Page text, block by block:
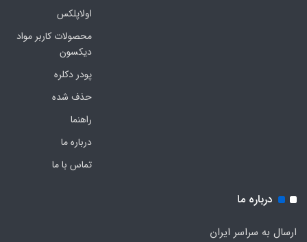
اولاپلکس
محصولات کاربر مواد
دیکسون
پودر دکلره
حذف شده
راهنما
درباره ما
تماس با ما
درباره ما
ارسال به سراسر ایران